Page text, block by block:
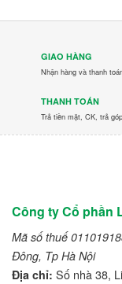
GIAO HÀNG
Nhận hàng và thanh
THANH TOÁN
Trả tiền mặt, CK, trả
Công ty Cổ phần
Mã số thuế
Đông, Tp Hà Nội
Địa chỉ: Số nhà 38,